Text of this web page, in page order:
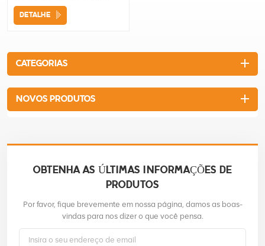
misturar lama de gesso
cartonado, gesso, cimento,
para construção e uso
doméstico
DETALHE
CATEGORIAS
NOVOS PRODUTOS
OBTENHA AS ÚLTIMAS INFORMAÇÕES DE
PRODUTOS
Por favor, fique brevemente em nossa página, damos as boas-
vindas para nos dizer o que você pensa.